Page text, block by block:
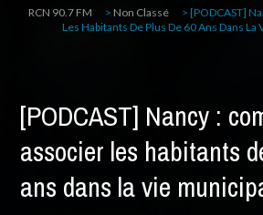
RCN 90.7 FM > Non Classé > [PODCAST]
Les Habitants De Plus De 60 Ans Dans La
[PODCAST] Nancy :
associer les habitants
ans dans la vie